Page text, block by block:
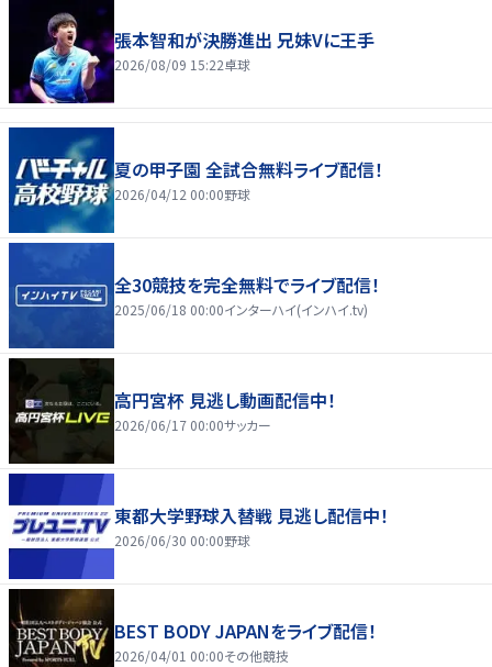
張本智和が決勝進出 兄妹Vに王手
2026/08/09 15:22卓球
夏の甲子園 全試合無料ライブ配信！
2026/04/12 00:00野球
全30競技を完全無料でライブ配信！
2025/06/18 00:00インターハイ(インハイ.tv)
高円宮杯 見逃し動画配信中！
2026/06/17 00:00サッカー
東都大学野球入替戦 見逃し配信中！
2026/06/30 00:00野球
BEST BODY JAPANをライブ配信！
2026/04/01 00:00その他競技